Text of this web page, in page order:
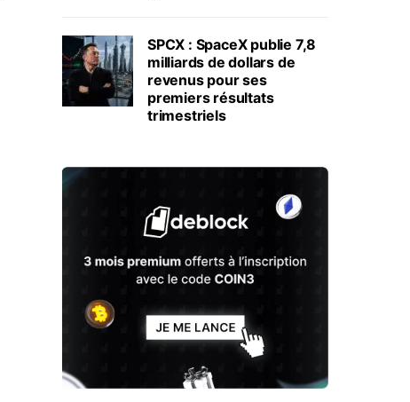
SPCX : SpaceX publie 7,8
milliards de dollars de
revenus pour ses
premiers résultats
trimestriels